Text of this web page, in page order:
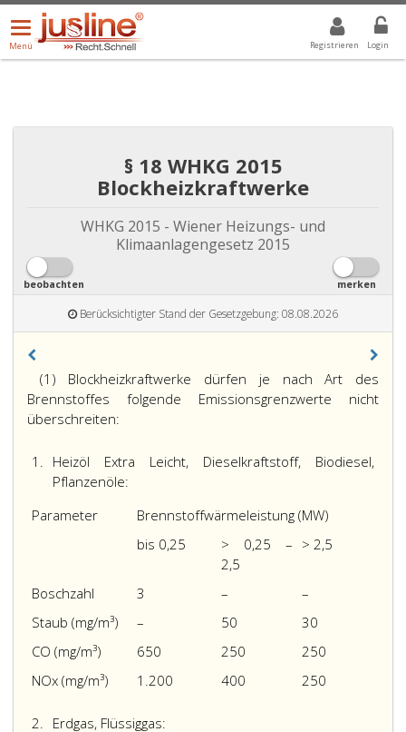
Registrieren Login
Menü
öffnen/schließen
Menü
ALLE DROPDOWN: GEWÄHLTER WERT IST ALLE
§ 18 WHKG 2015
Blockheizkraftwerke
WHKG 2015 - Wiener Heizungs- und
Klimaanlagengesetz 2015
beobachten merken
Berücksichtigter Stand der Gesetzgebung: 08.08.2026
(1) Blockheizkraftwerke dürfen je nach Art des
Brennstoffes folgende Emissionsgrenzwerte nicht
überschreiten:
1. Heizöl Extra Leicht, Dieselkraftstoff, Biodiesel,
Pflanzenöle:
Parameter
Brennstoffwärmeleistung (MW)
bis 0,25
> 0,25 –
2,5
> 2,5
Boschzahl 3 –
–
Staub (mg/m³)
– 50
30
CO (mg/m³)
650 250
250
NOx(mg/m³) 1.200 400 250
2. Erdgas, Flüssiggas: